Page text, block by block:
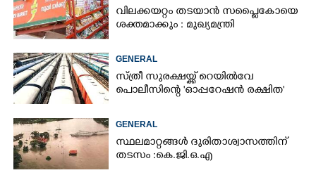
വിലക്കയറ്റം തടയാൻ സപ്ലൈകോയെ
ശക്തമാക്കും : മുഖ്യമന്ത്രി
GENERAL
സ്ത്രീ സുരക്ഷയ്ക്ക് റെയിൽവേ
പൊലീസിന്റെ 'ഓപ്പറേഷൻ രക്ഷിത'
GENERAL
സ്ഥലമാറ്റങ്ങൾ ദുരിതാശ്വാസത്തിന്
തടസം :കെ.ജി.ഒ.എ